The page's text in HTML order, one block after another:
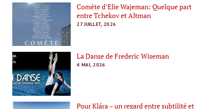
Comète d’Elie Wajeman: Quelque part
entre Tchekov et Altman
27 JUILLET, 2026
La Danse de Frederic Wiseman
4 MAI, 2026
Pour Klára – un regard entre subtilité et